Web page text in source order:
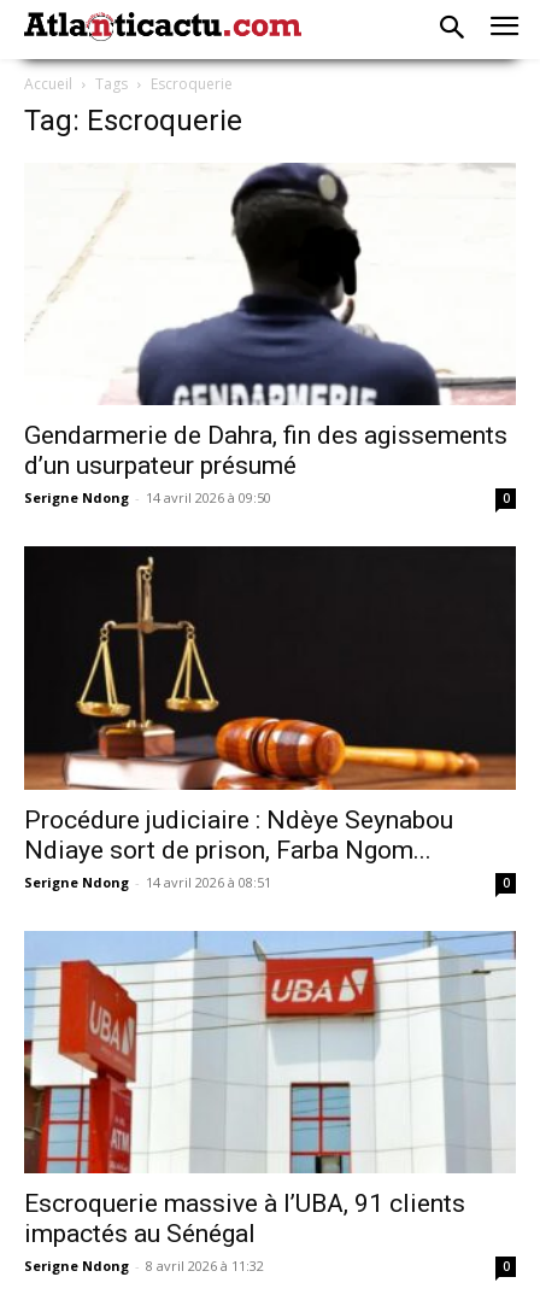
Accueil Tags Escroquerie
Tag: Escroquerie
Gendarmerie de Dahra, fin des agissements
d’un usurpateur présumé
Serigne Ndong - 14 avril 2026 à 09:50 0
Procédure judiciaire : Ndèye Seynabou
Ndiaye sort de prison, Farba Ngom...
Serigne Ndong - 14 avril 2026 à 08:51 0
Escroquerie massive à l’UBA, 91 clients
impactés au Sénégal
Serigne Ndong - 8 avril 2026 à 11:32 0